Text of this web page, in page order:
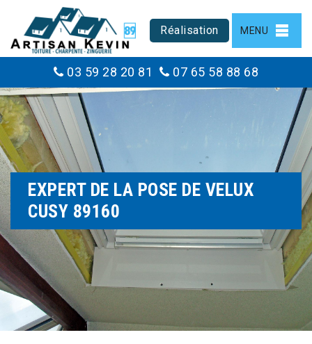
Réalisation MENU
03 59 28 20 81 07 65 58 88 68
EXPERT DE LA POSE DE VELUX
CUSY 89160